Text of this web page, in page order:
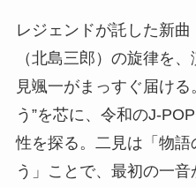
レジェンドが託した新
（北島三郎）の旋律を
見颯一がまっすぐ届ける
う”を芯に、令和のJ-
性を探る。二見は「物
う」ことで、最初の一